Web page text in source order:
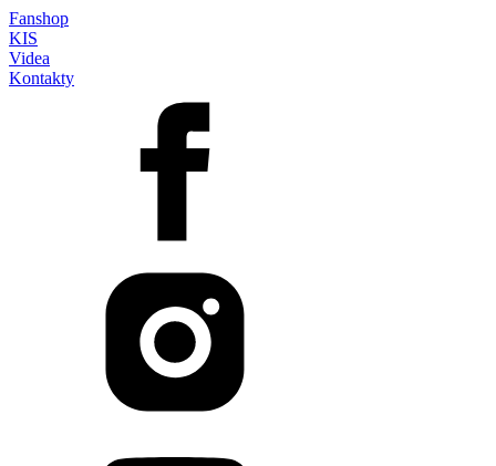
Fanshop
KIS
Videa
Kontakty